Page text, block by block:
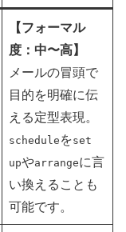
【フォーマル
度：中〜高】
メールの冒頭で
目的を明確に伝
える定型表現。
schedule をset
upやarrangeに言
い換えることも
可能です。